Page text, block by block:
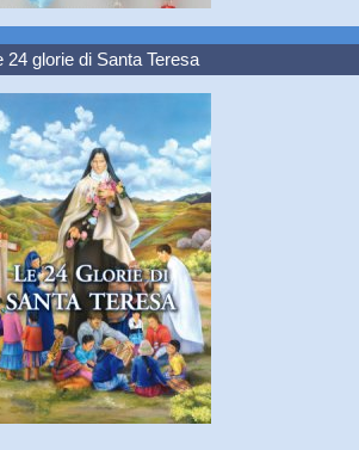
24 glorie di Santa Teresa